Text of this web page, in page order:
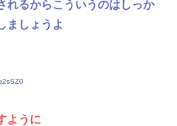
れるからこういうのはしっか
ましょうよ
ように